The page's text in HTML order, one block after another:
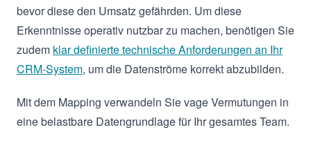
bevor diese den Umsatz gefährden. Um diese
Erkenntnisse operativ nutzbar zu machen, benötigen Sie
zudem klar definierte technische Anforderungen an Ihr
CRM-System, um die Datenströme korrekt abzubilden.
Mit dem Mapping verwandeln Sie vage Vermutungen in
eine belastbare Datengrundlage für Ihr gesamtes Team.